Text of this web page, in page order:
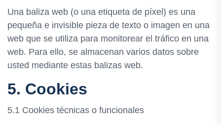
Una baliza web (o una etiqueta de píxel) es una
pequeña e invisible pieza de texto o imagen en una
web que se utiliza para monitorear el tráfico en una
web. Para ello, se almacenan varios datos sobre
usted mediante estas balizas web.
5. Cookies
5.1 Cookies técnicas o funcionales